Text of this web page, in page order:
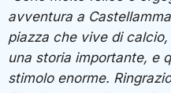
avventura a
piazza che vive di
una storia importante, e
stimolo enorme.